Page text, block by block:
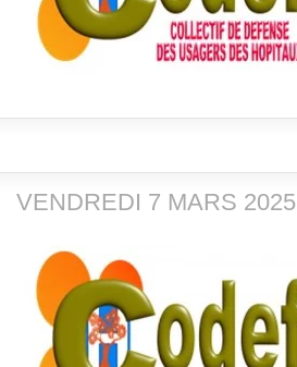
VENDREDI 7 MARS 2025